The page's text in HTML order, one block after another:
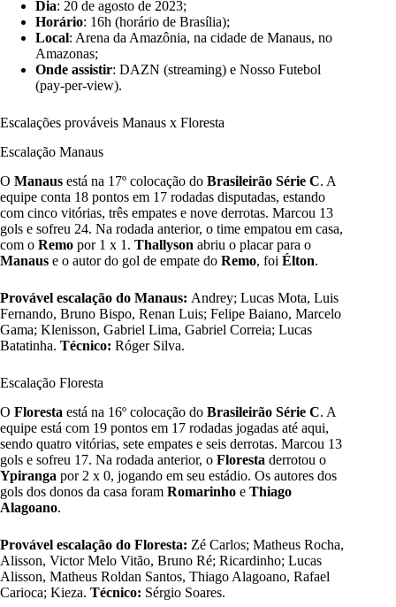
Dia: 20 de agosto de 2023;
Horário: 16h (horário de Brasília);
Local: Arena da Amazônia, na cidade de Manaus, no
Amazonas;
Onde assistir: DAZN (streaming) e Nosso Futebol
(pay-per-view).
Escalações prováveis Manaus x Floresta
Escalação Manaus
O Manaus está na 17º colocação do Brasileirão Série C. A
equipe conta 18 pontos em 17 rodadas disputadas, estando
com cinco vitórias, três empates e nove derrotas. Marcou 13
gols e sofreu 24. Na rodada anterior, o time empatou em casa,
com o Remo por 1 x 1. Thallyson abriu o placar para o
Manaus e o autor do gol de empate do Remo, foi Élton.
Provável escalação do Manaus: Andrey; Lucas Mota, Luis
Fernando, Bruno Bispo, Renan Luis; Felipe Baiano, Marcelo
Gama; Klenisson, Gabriel Lima, Gabriel Correia; Lucas
Batatinha. Técnico: Róger Silva.
Escalação Floresta
O Floresta está na 16º colocação do Brasileirão Série C. A
equipe está com 19 pontos em 17 rodadas jogadas até aqui,
sendo quatro vitórias, sete empates e seis derrotas. Marcou 13
gols e sofreu 17. Na rodada anterior, o Floresta derrotou o
Ypiranga por 2 x 0, jogando em seu estádio. Os autores dos
gols dos donos da casa foram Romarinho e Thiago
Alagoano.
Provável escalação do Floresta: Zé Carlos; Matheus Rocha,
Alisson, Victor Melo Vitão, Bruno Ré; Ricardinho; Lucas
Alisson, Matheus Roldan Santos, Thiago Alagoano, Rafael
Carioca; Kieza. Técnico: Sérgio Soares.